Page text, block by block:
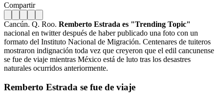
Compartir
Cancún. Q. Roo. Remberto Estrada es "Trending Topic"
nacional en twitter después de haber publicado una foto con un
formato del Instituto Nacional de Migración. Centenares de tuiteros
mostraron indignación toda vez que creyeron que el edil cancunense
se fue de viaje mientras México está de luto tras los desastres
naturales ocurridos anteriormente.
Remberto Estrada se fue de viaje